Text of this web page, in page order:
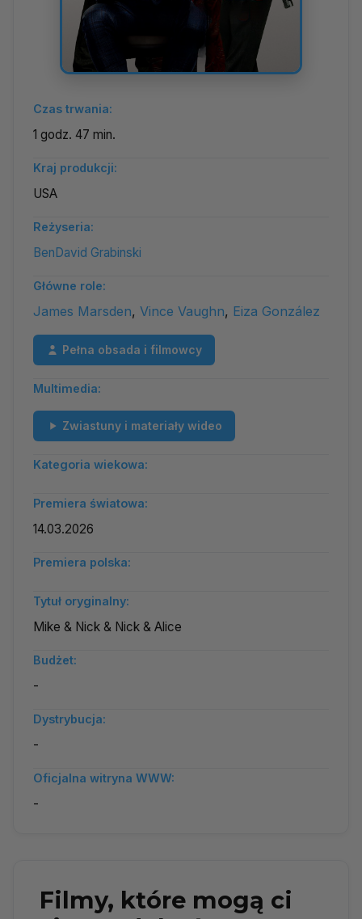
Czas trwania:
1 godz. 47 min.
Kraj produkcji:
USA
Reżyseria:
BenDavid Grabinski
Główne role:
James Marsden, Vince Vaughn, Eiza González
Pełna obsada i filmowcy
Multimedia:
Zwiastuny i materiały wideo
Kategoria wiekowa:
Premiera światowa:
14.03.2026
Premiera polska:
Tytuł oryginalny:
Mike & Nick & Nick & Alice
Budżet:
-
Dystrybucja:
-
Oficjalna witryna WWW:
-
Filmy, które mogą ci